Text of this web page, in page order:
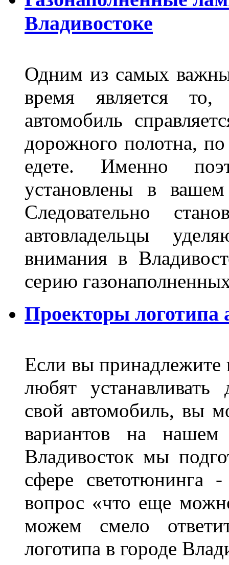
Владивостоке
Одним из самых
время является то,
автомобиль
дорожного полотна,
едете. Именно
установлены в
Следовательно
автовладельцы
внимания в
серию
Проекторы логотипа
Если вы принадлежите
любят устанавливать
свой автомобиль, вы
вариантов на
Владивосток мы
сфере светотюнинга
вопрос «что еще
можем смело
логотипа в городе